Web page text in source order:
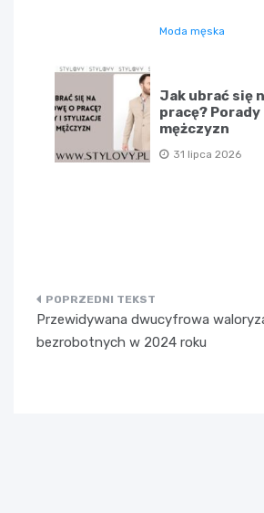
Moda męska
Jak ubrać się
pracę?
mężczyzn
31 lipca 2026
Nawigacja
wpisu
Przewidywana dwucyfrowa
bezrobotnych w 2024 roku